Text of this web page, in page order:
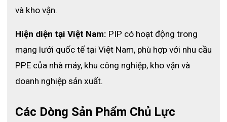
và kho vận.
Hiện diện tại Việt Nam: PIP có hoạt động trong
mạng lưới quốc tế tại Việt Nam, phù hợp với nhu cầu
PPE của nhà máy, khu công nghiệp, kho vận và
doanh nghiệp sản xuất.
Các Dòng Sản Phẩm Chủ Lực